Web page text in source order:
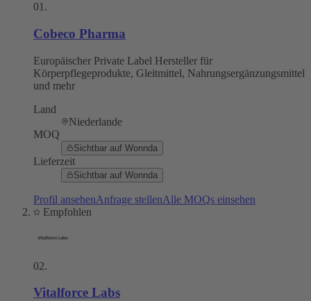
01 .
Cobeco Pharma
Europäischer Private Label Hersteller für
Körperpflegeprodukte, Gleitmittel, Nahrungsergänzungsmittel
und mehr
Land
Niederlande
MOQ
Sichtbar auf Wonnda
Lieferzeit
Sichtbar auf Wonnda
Profil ansehenAnfrage stellenAlle MOQs einsehen
Empfohlen
02.
Vitalforce Labs